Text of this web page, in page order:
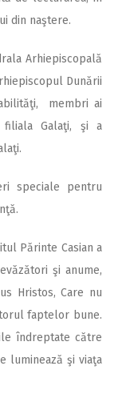
din naştere.
Arhiepiscopală
Dunării
membri ai
filiala Galaţi, şi a
speciale pentru
Părinte Casian a
şi anume,
Hristos, Care nu
faptelor bune.
îndreptate către
luminează şi viaţa